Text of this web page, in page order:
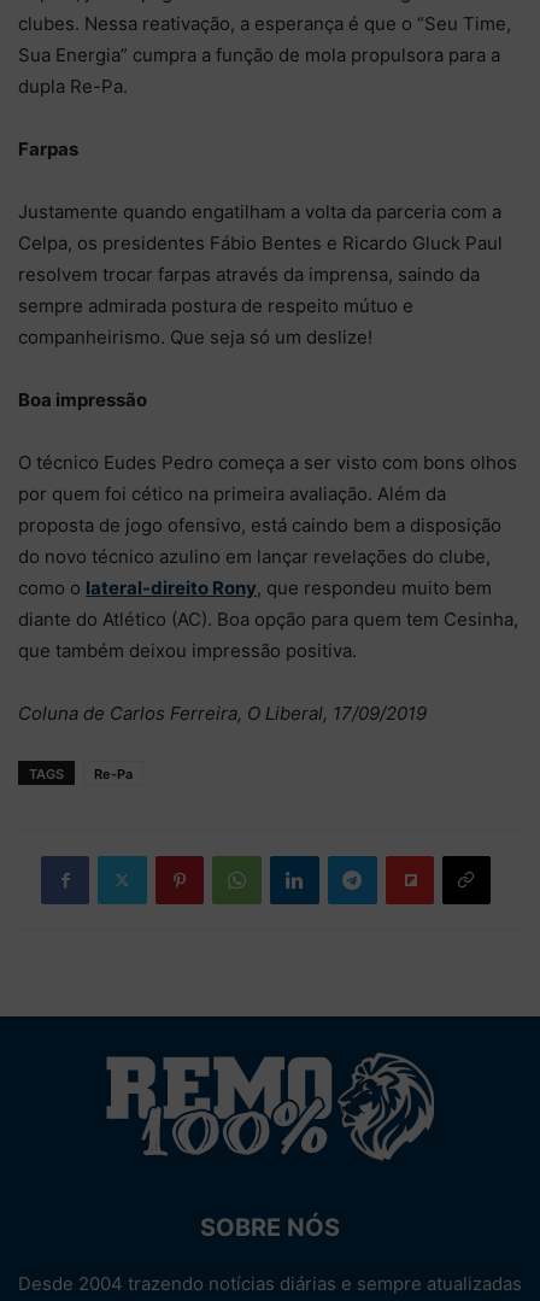
clubes. Nessa reativação, a esperança é que o “Seu Time,
Sua Energia” cumpra a função de mola propulsora para a
dupla Re-Pa.
Farpas
Justamente quando engatilham a volta da parceria com a
Celpa, os presidentes Fábio Bentes e Ricardo Gluck Paul
resolvem trocar farpas através da imprensa, saindo da
sempre admirada postura de respeito mútuo e
companheirismo. Que seja só um deslize!
Boa impressão
O técnico Eudes Pedro começa a ser visto com bons olhos
por quem foi cético na primeira avaliação. Além da
proposta de jogo ofensivo, está caindo bem a disposição
do novo técnico azulino em lançar revelações do clube,
como o lateral-direito Rony, que respondeu muito bem
diante do Atlético (AC). Boa opção para quem tem Cesinha,
que também deixou impressão positiva.
Coluna de Carlos Ferreira, O Liberal, 17/09/2019
TAGS Re-Pa
SOBRE NÓS
Desde 2004 trazendo notícias diárias e sempre atualizadas